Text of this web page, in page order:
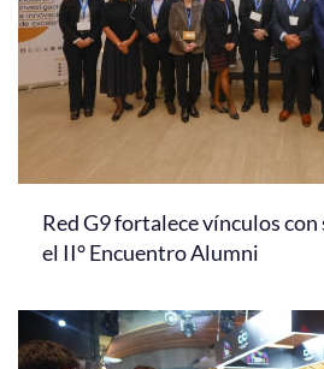
Red G9 fortalece vínculos con
el II° Encuentro Alumni